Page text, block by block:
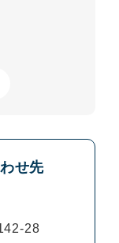
せ先
28